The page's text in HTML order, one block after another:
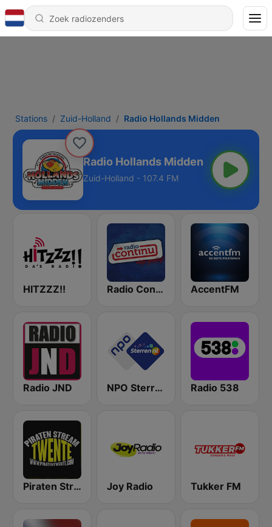
Stations Zuid-Holland Radio Hollands Midden
Radio Hollands Midden
Zuid-Holland - 107.4 FM
HITZZZ!! Radio Continu AccentFM
Radio JND NPO Sterren Radio 538
Piraten Stream Twente Joy Radio Tukker FM